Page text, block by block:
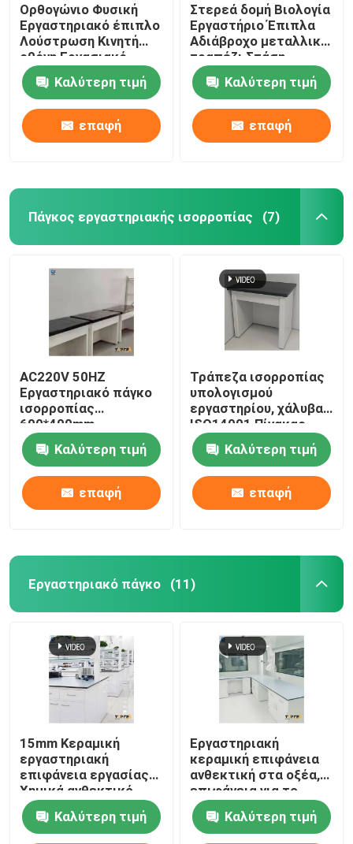
Ορθογώνιο Φυσική
Εργαστηριακό έπιπλο
Λούστρωση Κινητή
οθόνη Εργασιακό
σταθμό
Καλύτερη τιμή
επαφή
Στερεά δομή Βιολογία
Εργαστήριο Έπιπλα
Αδιάβροχο μεταλλικό
τραπέζι Στάση
εργασίας
Καλύτερη τιμή
επαφή
Πάγκος εργαστηριακής ισορροπίας (7)
AC220V 50HZ
Εργαστηριακό πάγκο
ισορροπίας
600*400mm
Πλατφόρμα κατά των
δονήσεωνΚαλύτερη τιμή
επαφή
Τράπεζα ισορροπίας
υπολογισμού
εργαστηρίου, χάλυβα
ISO14001 Πίνακας
αντιδονήσεων για
ισορροπίαΚαλύτερη τιμή
επαφή
Εργαστηριακό πάγκο (11)
15mm Κεραμική
εργαστηριακή
επιφάνεια εργασίας
Χημικά ανθεκτικό
ορθογώνιο
Προσαρμόσιμο
Καλύτερη τιμή
Εργαστηριακή
κεραμική επιφάνεια
ανθεκτική στα οξέα,
επιφάνεια για το
γραφείο.
Καλύτερη τιμή